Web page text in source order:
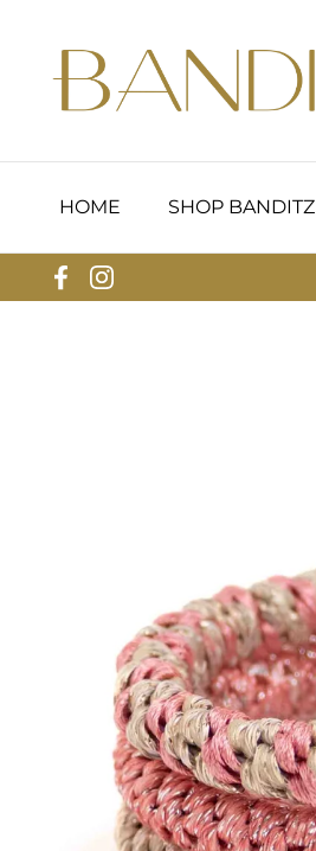
HOME SHOP BANDITZ
Facebook
Instagram